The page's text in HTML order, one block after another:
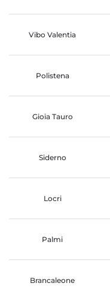
Vibo Valentia
Polistena
Gioia Tauro
Siderno
Locri
Palmi
Brancaleone